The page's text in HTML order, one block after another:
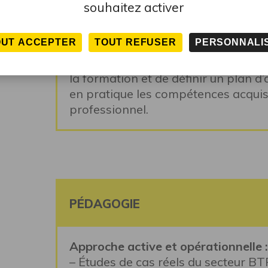
souhaitez activer
ACCEPTER TOUT REFUSER
faciliter la gestion des ressources
création de documents et la
• Evaluation du module et du plan
Permettre aux participants
la formation et de définir un plan
en pratique les compétences
professionnel.
PÉDAGOGIE
Approche active et opérationnelle :
– Études de cas réels du secteur